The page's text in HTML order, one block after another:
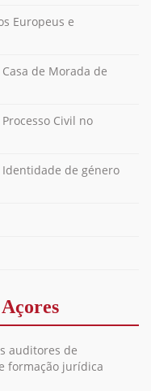
Europeus e
de Morada de
Civil no
Identidade de género
auditores de
formação jurídica